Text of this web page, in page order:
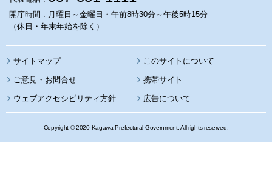
開庁時間 : 月曜日～金曜日・午前8時30分～午後5時15分
（休日・年末年始を除く）
サイトマップ このサイトについて
携帯サイト
ウェブアクセシビリティ方針 広告について
Copyright © 2020 Kagawa Prefectural Government. All rights reserved.